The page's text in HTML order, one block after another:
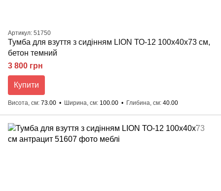
Артикул: 51750
Тумба для взуття з сидінням LION ТО-12 100x40x73 см,
бетон темний
3 800 грн
Купити
Висота, см 73.00 Ширина, см 100.00 Глибина, см 40.00